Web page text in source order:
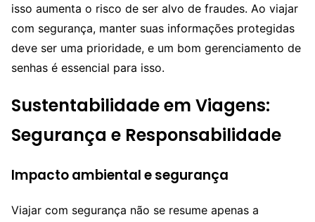
isso aumenta o risco de ser alvo de fraudes. Ao viajar
com segurança, manter suas informações protegidas
deve ser uma prioridade, e um bom gerenciamento de
senhas é essencial para isso.
Sustentabilidade em Viagens:
Segurança e Responsabilidade
Impacto ambiental e segurança
Viajar com segurança não se resume apenas a